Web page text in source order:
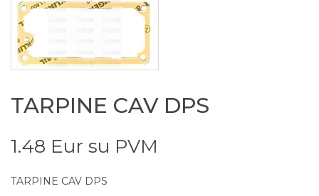
TARPINE CAV DPS
1.48 Eur su PVM
TARPINE CAV DPS